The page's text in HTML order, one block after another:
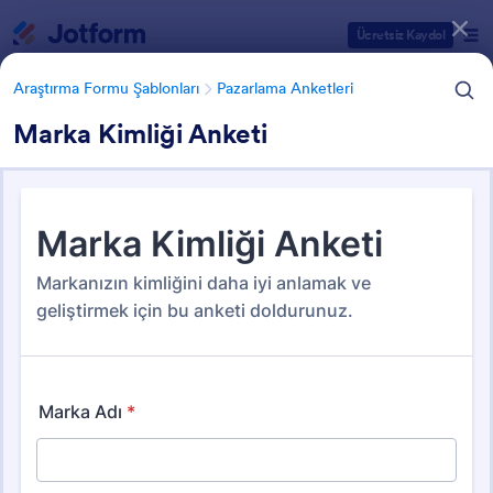
Ücretsiz Kaydol
Araştırma Formu Şablonları Pazarlama Anketleri
Marka Kimliği Anketi
Araştırma Formu Şablonları Pazarlama Anketleri
Pazarlama Anketi Şablonları
14 Şablon
Form Şablonu Kategorileri